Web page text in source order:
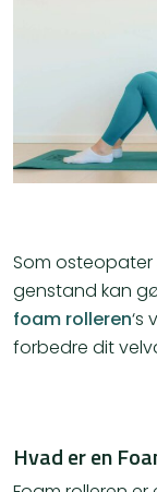
Som osteopater
genstand kan
foam rolleren‘s
forbedre dit
Hvad er en